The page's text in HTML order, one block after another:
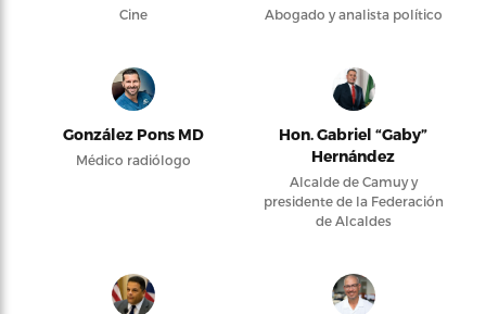
Cine Abogado y analista político
González Pons MD
Médico radiólogo
Hon. Gabriel “Gaby”
Hernández
Alcalde de Camuy y
presidente de la Federación
de Alcaldes